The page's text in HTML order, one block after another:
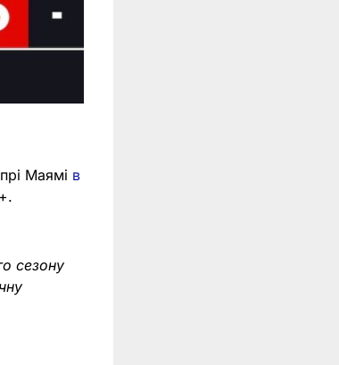
Маямі в
сезону